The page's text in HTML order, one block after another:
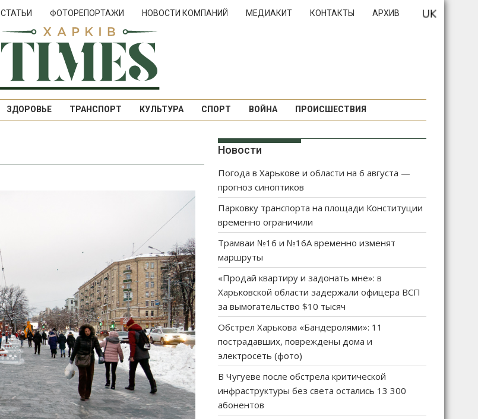
СТАТЬИ ФОТОРЕПОРТАЖИ НОВОСТИ КОМПАНИЙ МЕДИАКИТ КОНТАКТЫ АРХИВ
ЗДОРОВЬЕ ТРАНСПОРТ КУЛЬТУРА СПОРТ ВОЙНА ПРОИСШЕСТВИЯ
Новости
Погода в Харькове и области на 6 августа —
прогноз синоптиков
Парковку транспорта на площади Конституции
временно ограничили
Трамваи №16 и №16А временно изменят
маршруты
«Продай квартиру и задонать мне»: в
Харьковской области задержали офицера ВСП
за вымогательство $10 тысяч
Обстрел Харькова «Бандеролями»: 11
пострадавших, повреждены дома и
электросеть (фото)
В Чугуеве после обстрела критической
инфраструктуры без света остались 13 300
абонентов